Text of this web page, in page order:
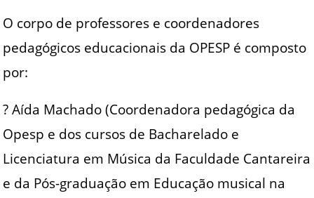
O corpo de professores e coordenadores
pedagógicos educacionais da OPESP é composto
por:
? Aída Machado (Coordenadora pedagógica da
Opesp e dos cursos de Bacharelado e
Licenciatura em Música da Faculdade Cantareira
e da Pós-graduação em Educação musical na